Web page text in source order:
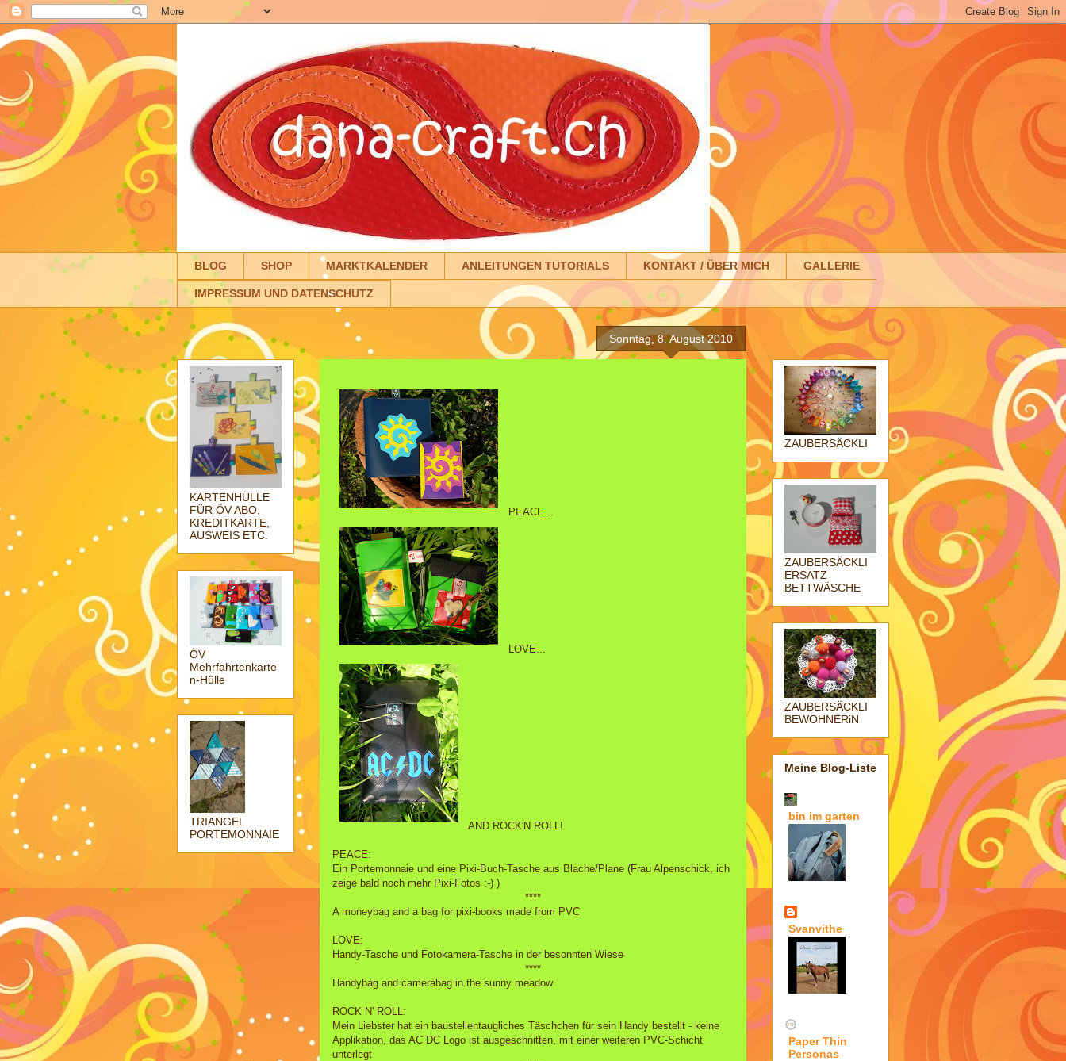
BLOG SHOP MARKTKALENDER ANLEITUNGEN TUTORIALS KONTAKT / ÜBER MICH GALLERIE
IMPRESSUM UND DATENSCHUTZ
Sonntag, 8. August 2010
PEACE...
LOVE...
AND ROCK'N ROLL!
PEACE:
Ein Portemonnaie und eine Pixi-Buch-Tasche aus Blache/Plane (Frau Alpenschick, ich
zeige bald noch mehr Pixi-Fotos :-) )
****
A moneybag and a bag for pixi-books made from PVC
LOVE:
Handy-Tasche und Fotokamera-Tasche in der besonnten Wiese
****
Handybag and camerabag in the sunny meadow
ROCK N' ROLL:
Mein Liebster hat ein baustellentaugliches Täschchen für sein Handy bestellt - keine
Applikation, das AC DC Logo ist ausgeschnitten, mit einer weiteren PVC-Schicht
unterlegt
KARTENHÜLLE
FÜR ÖV ABO,
KREDITKARTE,
AUSWEIS ETC.
ÖV
Mehrfahrtenkarte
n-Hülle
TRIANGEL
PORTEMONNAIE
ZAUBERSÄCKLI
ZAUBERSÄCKLI
ERSATZ
BETTWÄSCHE
ZAUBERSÄCKLI
BEWOHNERiN
Meine Blog-Liste
bin im garten
Svanvithe
Paper Thin
Personas